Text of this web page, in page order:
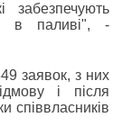
в паливі", -
заявок, з них
і після
співвласників